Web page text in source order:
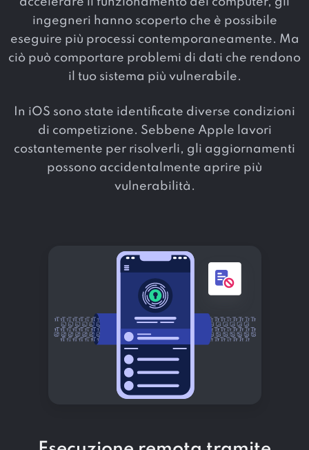
ingegneri hanno scoperto che è possibile
eseguire più processi contemporaneamente. Ma
ciò può comportare problemi di dati che rendono
il tuo sistema più vulnerabile.
In iOS sono state identificate diverse condizioni
di competizione. Sebbene Apple lavori
costantemente per risolverli, gli aggiornamenti
possono accidentalmente aprire più
vulnerabilità.